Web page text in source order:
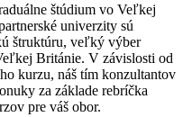
štúdium vo Veľkej
univerzity sú
štruktúru, veľký výber
Británie. V závislosti od
kurzu, náš tím konzultantov
za základe rebríčka
pre váš obor.